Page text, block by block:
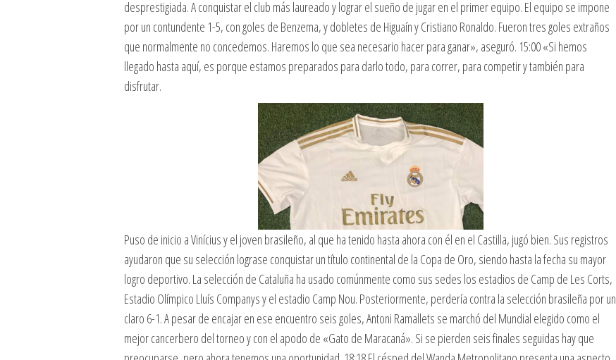
desprestigiada. A conquistar el club más laureado y lograr el sueño de jugar en el primer equipo. El equipo se impone
por un contundente 1-5, con goles de Benzema, y dobletes de Higuaín y Cristiano Ronaldo. Fueron tres goles extraños
que normalmente no concedemos. Haremos lo que sea necesario hacer para ganar», aseguró. 15:00 «Si hemos
llegado hasta aquí, es porque estamos preparados para darlo todo, para correr, para competir y también para
disfrutar.
Puso de inicio a Vinícius y el joven brasileño, al que ha tenido hasta ahora con él en el Castilla, jugó bien. Sus registros
ayudaron que su selección lograse conquistar un título continental de la Copa de Oro, siendo hasta la fecha su mayor
logro deportivo. La selección de Cataluña ha usado comúnmente como sus sedes los estadios de Camp de Les Corts,
Estadio Olímpico Lluís Companys y el estadio Camp Nou. Posteriormente, perdería contra la selección brasileña por un
claro 6-1. A pesar de encajar en ese encuentro seis goles, Antoni Ramallets se marchó del Mundial elegido como el
mejor cancerbero del torneo y con el apodo de «Gato de Maracaná». Si se pierden seis finales seguidas hay que